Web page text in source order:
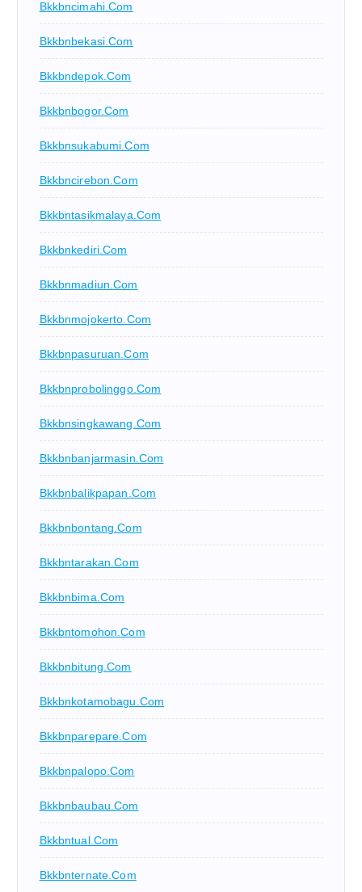
Bkkbncimahi.com
Bkkbnbekasi.com
Bkkbndepok.com
Bkkbnbogor.com
Bkkbnsukabumi.com
Bkkbncirebon.com
Bkkbntasikmalaya.com
Bkkbnkediri.com
Bkkbnmadiun.com
Bkkbnmojokerto.com
Bkkbnpasuruan.com
Bkkbnprobolinggo.com
Bkkbnsingkawang.com
Bkkbnbanjarmasin.com
Bkkbnbalikpapan.com
Bkkbnbontang.com
Bkkbntarakan.com
Bkkbnbima.com
Bkkbntomohon.com
Bkkbnbitung.com
Bkkbnkotamobagu.com
Bkkbnparepare.com
Bkkbnpalopo.com
Bkkbnbaubau.com
Bkkbntual.com
Bkkbnternate.com